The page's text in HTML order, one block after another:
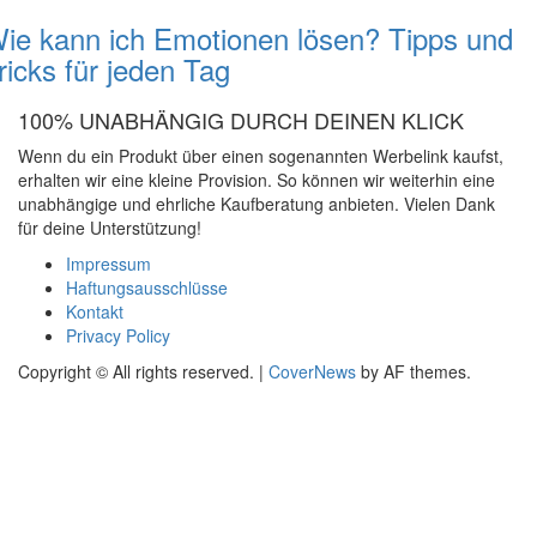
kann ich Emotionen lösen? Tipps und
für jeden Tag
100% UNABHÄNGIG DURCH DEINEN KLICK
Wenn du ein Produkt über einen sogenannten Werbelink kaufst,
erhalten wir eine kleine Provision. So können wir weiterhin eine
unabhängige und ehrliche Kaufberatung anbieten. Vielen Dank
für deine Unterstützung!
Impressum
Haftungsausschlüsse
Kontakt
Privacy Policy
Copyright © All rights reserved. | CoverNews by AF themes.